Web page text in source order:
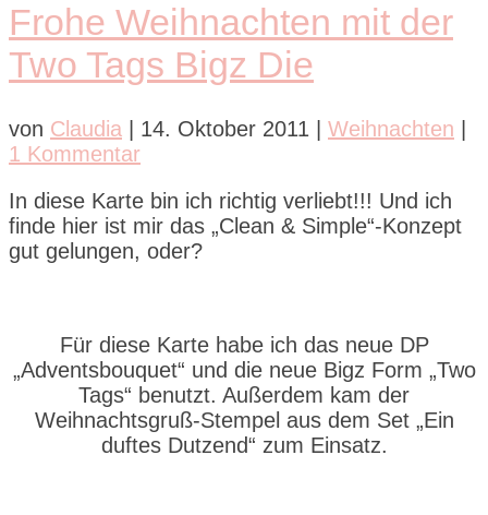
Frohe Weihnachten mit der
Two Tags Bigz Die
von Claudia 14. Oktober 2011 Weihnachten
1 Kommentar
In diese Karte bin ich richtig verliebt!!! Und ich
finde hier ist mir das „Clean & Simple“-Konzept
gut gelungen, oder?
Für diese Karte habe ich das neue DP
„Adventsbouquet“ und die neue Bigz Form „Two
Tags“ benutzt. Außerdem kam der
Weihnachtsgruß-Stempel aus dem Set „Ein
duftes Dutzend“ zum Einsatz.